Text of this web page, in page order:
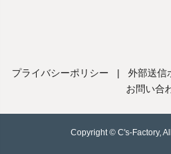
プライバシーポリシー | 外部送信
お問い合
Copyright © C's-Factory,